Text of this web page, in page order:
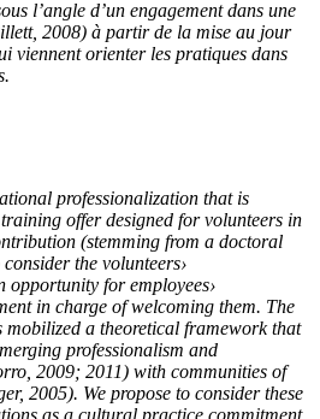
l’angle d’un engagement dans une
2008) à partir de la mise au jour
viennent orienter les pratiques dans
professionalization that is
offer designed for volunteers in
(stemming from a doctoral
the volunteers›
opportunity for employees›
in charge of welcoming them. The
mobilized a theoretical framework that
professionalism and
2009; 2011) with communities of
2005). We propose to consider these
as a cultural practice commitment